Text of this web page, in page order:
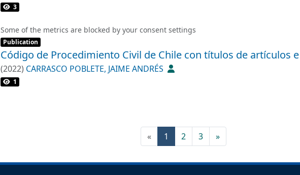
3
Some of the metrics are blocked by your consent settings
Item type:
Publication ,
Código de Procedimiento Civil de Chile con títulos de artículos
(2022) CARRASCO POBLETE, JAIME ANDRÉS
1
« 1 (current)
2 3 »